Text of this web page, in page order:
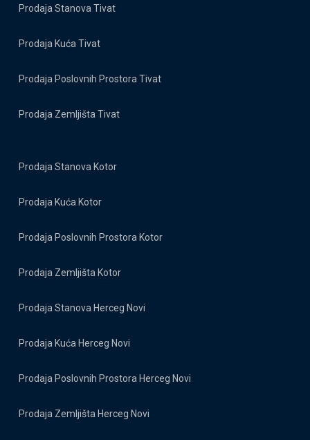
Prodaja Stanova Tivat
Prodaja Kuća Tivat
Prodaja Poslovnih Prostora Tivat
Prodaja Zemljišta Tivat
Prodaja Stanova Kotor
Prodaja Kuća Kotor
Prodaja Poslovnih Prostora Kotor
Prodaja Zemljišta Kotor
Prodaja Stanova Herceg Novi
Prodaja Kuća Herceg Novi
Prodaja Poslovnih Prostora Herceg Novi
Prodaja Zemljišta Herceg Novi